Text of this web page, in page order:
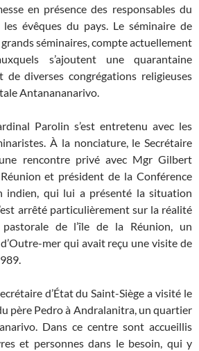
en présence des responsables du
évêques du pays. Le séminaire de
grands séminaires, compte actuellement
s’ajoutent une quarantaine
de diverses congrégations religieuses
Antanananarivo.
Parolin s’est entretenu avec les
À la nonciature, le Secrétaire
rencontre privé avec Mgr Gilbert
et président de la Conférence
indien, qui lui a présenté la situation
arrêté particulièrement sur la réalité
de l’île de la Réunion, un
mer qui avait reçu une visite de
d’État du Saint-Siège a visité le
père Pedro à Andralanitra, un quartier
Dans ce centre sont accueillis
et personnes dans le besoin, qui y